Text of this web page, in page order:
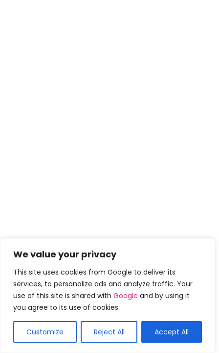
We value your privacy
This site uses cookies from Google to deliver its
services, to personalize ads and analyze traffic. Your
use of this site is shared with Google and by using it
you agree to its use of cookies.
Customize Reject All Accept All